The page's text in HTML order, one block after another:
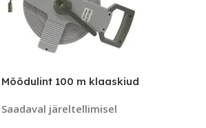
Mõõdulint 100 m klaaskiud
Saadaval järeltellimisel